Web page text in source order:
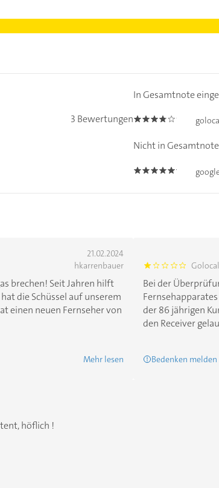
3 Bewertungen
In Gesamtnote
3.7
Nicht in
5.0
21.02.2024
hkarrenbauer
brechen! Seit Jahren hilft
die Schüssel auf unserem
einen neuen Fernseher von
Mehr lesen
1.0 Golocal
Bei der
der 86 jährigen
den Receiver
Bedenken melden
höflich !